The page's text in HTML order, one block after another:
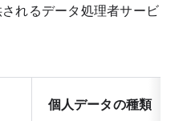
れるデータ処理者サービ
個人データの種類